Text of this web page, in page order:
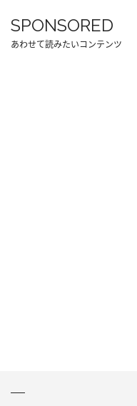
SPONSORED
あわせて読みたいコンテンツ